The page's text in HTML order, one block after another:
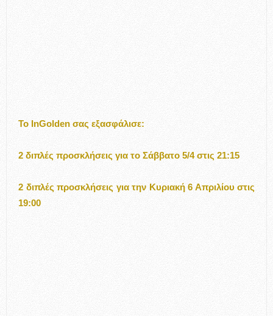
Το InGolden σας εξασφάλισε:
2 διπλές προσκλήσεις για το Σάββατο 5/4 στις 21:15
2 διπλές προσκλήσεις για την Κυριακή 6 Απριλίου στις
19:00